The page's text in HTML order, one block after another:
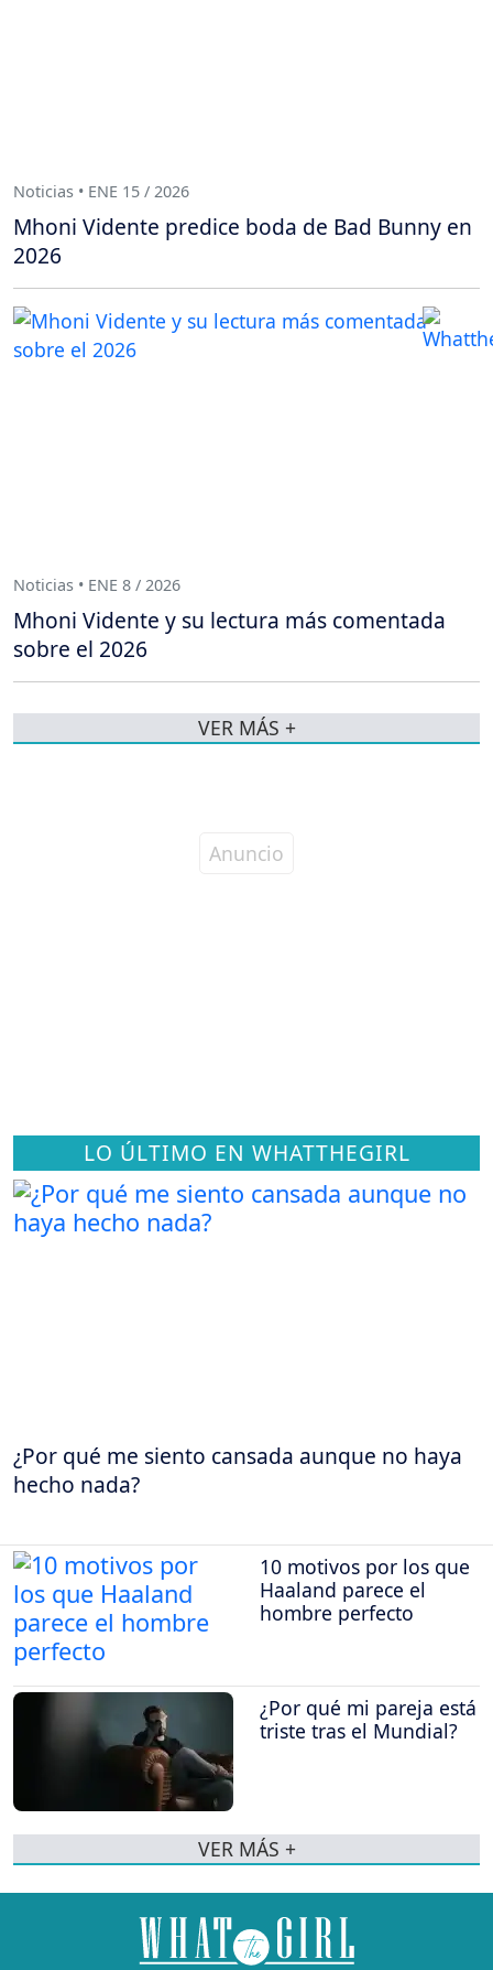
LO ÚLTIMO EN WHATTHEGIRL
¿Por qué me siento cansada aunque no haya
hecho nada?
10 motivos por los que
Haaland parece el
hombre perfecto
¿Por qué mi pareja está
triste tras el Mundial?
VER MÁS +
Noticias • ENE 15 / 2026
Mhoni Vidente predice boda de Bad Bunny en
2026
Noticias • ENE 8 / 2026
Mhoni Vidente y su lectura más comentada
sobre el 2026
VER MÁS +